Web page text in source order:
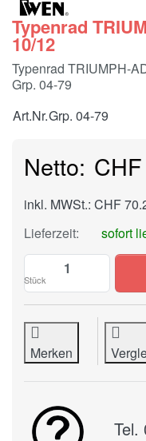
Typenrad
10/12
Typenrad TRIUMPH-
Grp. 04-79
Art.Nr.Grp. 04-79
inkl. MWSt.: CHF
Lieferzeit:
sofort
Stück
Merken
Tel.